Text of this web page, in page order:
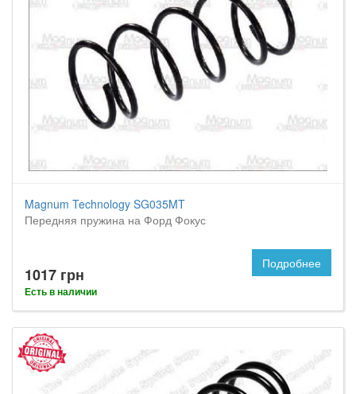
Magnum Technology SG035MT
Передняя пружина на Форд Фокус
1017 грн
Есть в наличии
Подробнее